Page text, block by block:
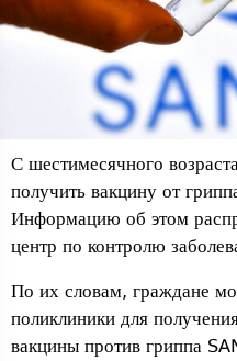
С шестимесячного
получить вакцину от
Информацию об этом
центр по контролю
По их словам, граждане
поликлиники для
вакцины против гриппа